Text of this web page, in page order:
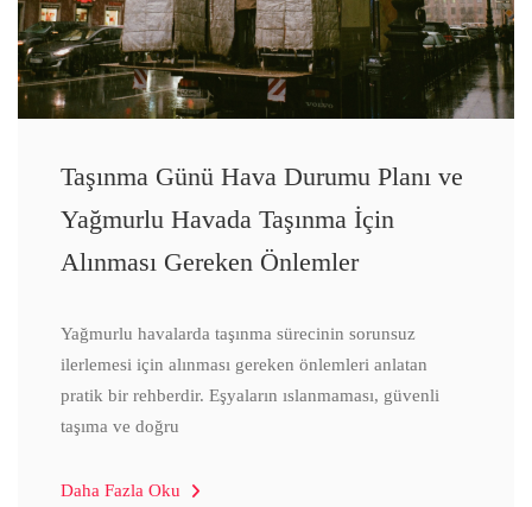
Taşınma Günü Hava Durumu Planı ve
Yağmurlu Havada Taşınma İçin
Alınması Gereken Önlemler
Yağmurlu havalarda taşınma sürecinin sorunsuz
ilerlemesi için alınması gereken önlemleri anlatan
pratik bir rehberdir. Eşyaların ıslanmaması, güvenli
taşıma ve doğru
Daha Fazla Oku